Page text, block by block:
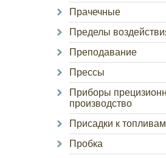
Прачечные
Пределы
Преподавание
Прессы
Приборы
производство
Присадки к
Пробка